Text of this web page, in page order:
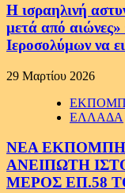
Η ισραηλινή
μετά από
Ιεροσολύμων να
29 Μαρτίου 2026
ΕΛΛΑΔΑ
ΝΕΑ
ΑΝΕΙΠΩΤΗ
ΜΕΡΟΣ ΕΠ.58